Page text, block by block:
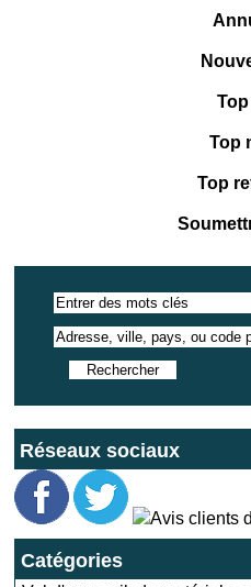
Top
Top
Réseaux sociaux
Catégories